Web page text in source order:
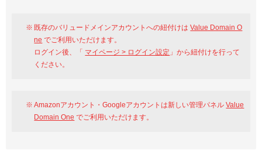
既存のバリュードメインアカウントへの紐付けはValue Domain O
ne でご利用いただけます。
ログイン後、「 マイページ > ログイン設定 」から紐付けを行って
ください。
Amazonアカウント・Googleアカウントは新しい管理パネルValue
Domain One でご利用いただけます。